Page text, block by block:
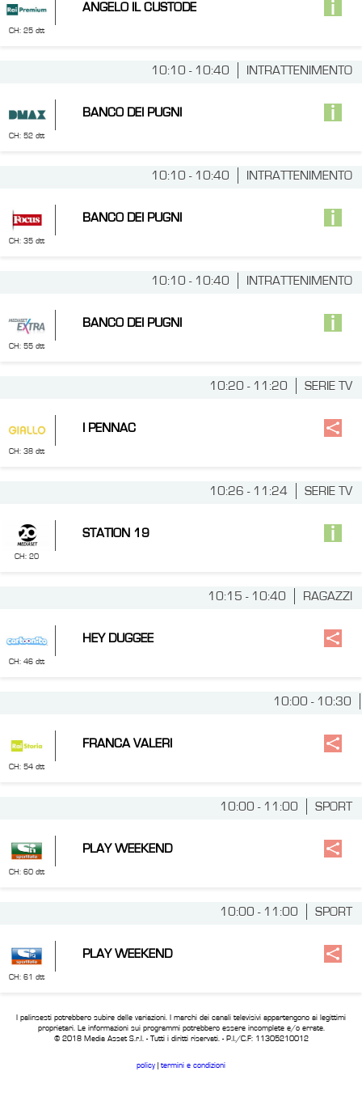
CH: 25 dtt
ANGELO IL CUSTODE
INTRATTENIMENTO
10:10 - 10:40
CH: 52 dtt
BANCO DEI PUGNI
INTRATTENIMENTO
10:10 - 10:40
CH: 35 dtt
BANCO DEI PUGNI
INTRATTENIMENTO
10:10 - 10:40
CH: 55 dtt
BANCO DEI PUGNI
SERIE TV
10:20 - 11:20
CH: 38 dtt
I PENNAC
SERIE TV
10:26 - 11:24
CH: 20
STATION 19
RAGAZZI
10:15 - 10:40
CH: 46 dtt
HEY DUGGEE
10:00 - 10:30
CH: 54 dtt
FRANCA VALERI
SPORT
10:00 - 11:00
CH: 60 dtt
PLAY WEEKEND
SPORT
10:00 - 11:00
CH: 61 dtt
PLAY WEEKEND
I palinsesti potrebbero subire delle variazioni. I marchi dei canali televisivi appartengono ai legittimi
proprietari. Le informazioni sui programmi potrebbero essere incomplete e/o errate.
© 2018 Media Asset S.r.l. - Tutti i diritti riservati. - P.I./C.F: 11305210012
policy termini e condizioni